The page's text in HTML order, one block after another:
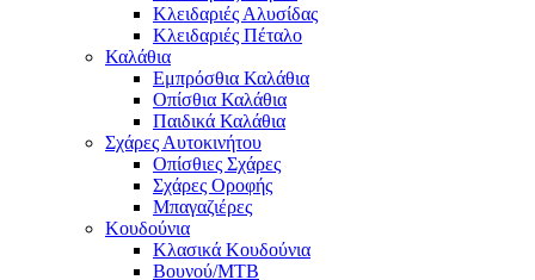
Κλειδαριές Αλυσίδας
Κλειδαριές Πέταλο
Καλάθια
Εμπρόσθια Καλάθια
Οπίσθια Καλάθια
Παιδικά Καλάθια
Σχάρες Αυτοκινήτου
Οπίσθιες Σχάρες
Σχάρες Οροφής
Μπαγαζιέρες
Κουδούνια
Κλασικά Κουδούνια
Βουνού/MTB